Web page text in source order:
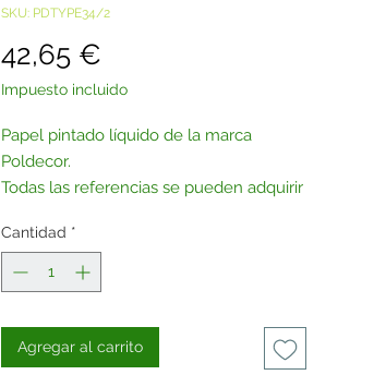
SKU: PDTYPE34/2
42,65 €
Impuesto incluido
Papel pintado líquido de la marca
Poldecor.
Todas las referencias se pueden adquirir
Contáctenos
Cantidad *
Agregar al carrito